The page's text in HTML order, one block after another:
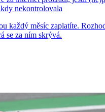
nekontrolovala
každý měsíc zaplatíte.
se za ním skrývá.